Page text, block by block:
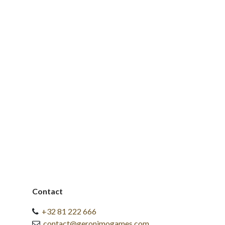
Contact
+32 81 222 666